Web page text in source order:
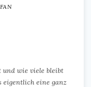
und wie viele bleibt
eigentlich eine ganz